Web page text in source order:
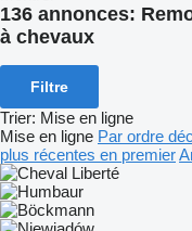
136 annonces:
à chevaux
Filtre
Trier: Mise en ligne
Mise en ligne Par ordre
plus récentes en premier